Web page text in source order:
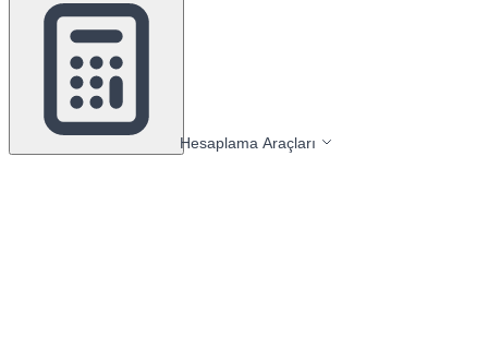
Hesaplama Araçları